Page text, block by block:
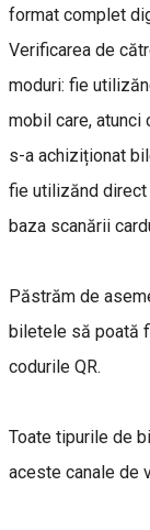
format complet
Verificarea de
moduri: fie
mobil care, atunci
s-a achiziționat
fie utilizănd direct
baza scanării
Păstrăm de
biletele să poată
codurile QR.
Toate tipurile de
aceste canale de